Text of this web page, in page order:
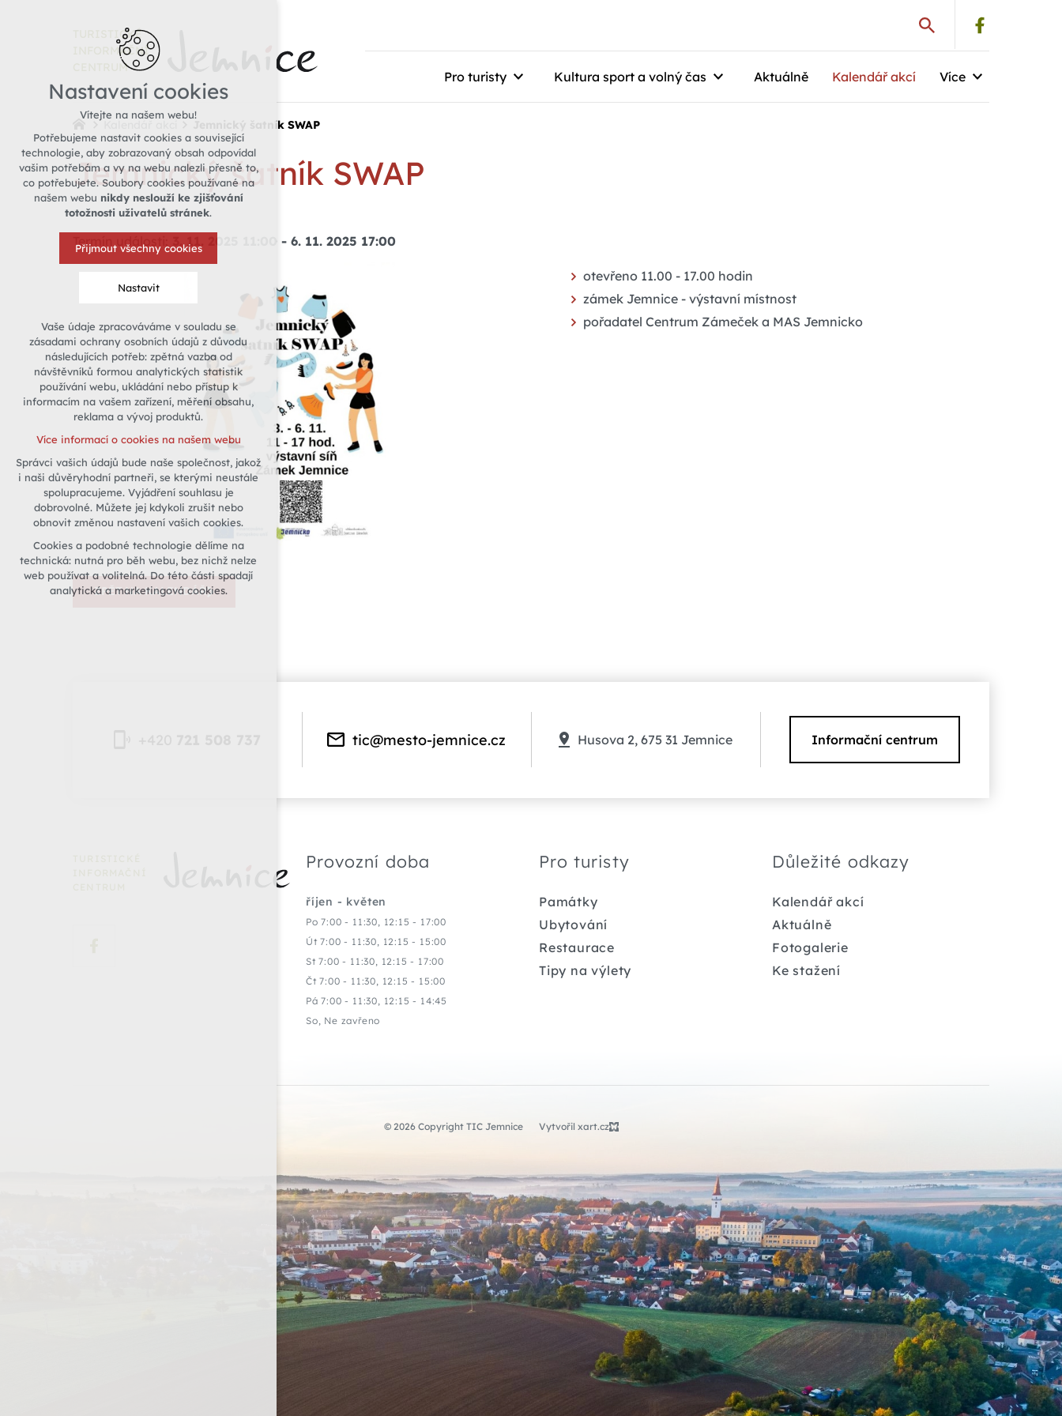
TURISTICKÉ
INFORMAČNÍ
CENTRUM
Pro turisty Kultura sport a volný čas Aktuálně Kalendář akcí Více
Jemnický šatník SWAP
Jemnický šatník SWAP
Termín události: 3. 11. 2025 11:00 - 6. 11. 2025 17:00
otevřeno 11.00 - 17.00 hodin
zámek Jemnice - výstavní místnost
pořadatel Centrum Zámeček a MAS Jemnicko
ZPĚT NA KALENDÁŘ
tic@mesto-jemnice.cz Husova 2, 675 31 Jemnice Informační centrum
Provozní doba
říjen - květen
Po 7:00 - 11:30, 12:15 - 17:00
Út 7:00 - 11:30, 12:15 - 15:00
St 7:00 - 11:30, 12:15 - 17:00
Čt 7:00 - 11:30, 12:15 - 15:00
Pá 7:00 - 11:30, 12:15 - 14:45
So, Ne zavřeno
Pro turisty
Památky
Ubytování
Restaurace
Tipy na výlety
Důležité odkazy
Kalendář akcí
Aktuálně
Fotogalerie
Ke stažení
© 2026 Copyright TIC Jemnice Vytvořil xart.cz
Nastavení cookies
Vítejte na našem webu!
Potřebujeme nastavit cookies a související
technologie, aby zobrazovaný obsah odpovídal
vašim potřebám a vy na webu nalezli přesně to,
co potřebujete. Soubory cookies používané na
našem webu nikdy neslouží ke zjišťování
totožnosti uživatelů stránek.
Přijmout všechny cookies
Nastavit
Technická cookies
nutná pro provozování webu
udržení kontextu stránek (session):
případná přihlášení, volby jazyka, apod.
Volitelná cookies
vyhodnocení návštěvnosti
marketingová cookies (Google)
Více informací o cookies na našem webu
Odmítnout vše
Vaše údaje zpracováváme v souladu se
zásadami ochrany osobních údajů z důvodu
následujících potřeb: zpětná vazba od
návštěvníků formou analytických statistik
používání webu, ukládání nebo přístup k
informacím na vašem zařízení, měření obsahu,
reklama a vývoj produktů.
Více informací o cookies na našem webu
Správci vašich údajů bude naše společnost, jakož
i naši důvěryhodní partneři, se kterými neustále
spolupracujeme. Vyjádření souhlasu je
dobrovolné. Můžete jej kdykoli zrušit nebo
obnovit změnou nastavení vašich cookies.
Cookies a podobné technologie dělíme na
technická: nutná pro běh webu, bez nichž nelze
web používat a volitelná. Do této části spadají
analytická a marketingová cookies.